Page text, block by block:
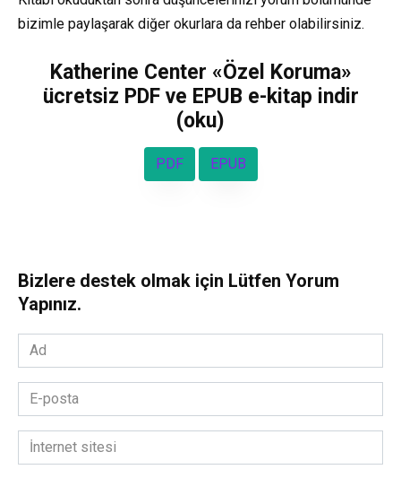
bizimle paylaşarak diğer okurlara da rehber olabilirsiniz.
Katherine Center «Özel Koruma»
ücretsiz PDF ve EPUB e-kitap indir
(oku)
PDF EPUB
Bizlere destek olmak için Lütfen Yorum
Yapınız.
Ad
*
posta
*İnternet
sitesi